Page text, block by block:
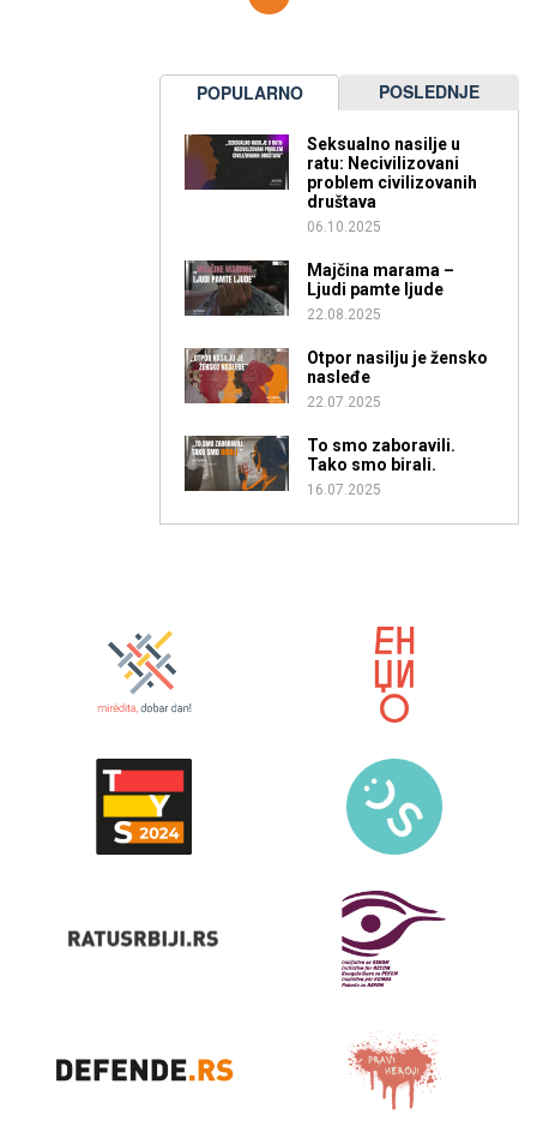
POPULARNO POSLEDNJE
Seksualno nasilje u
ratu: Necivilizovani
problem civilizovanih
društava
06.10.2025
Majčina marama –
Ljudi pamte ljude
22.08.2025
Otpor nasilju je žensko
nasleđe
22.07.2025
To smo zaboravili.
Tako smo birali.
16.07.2025